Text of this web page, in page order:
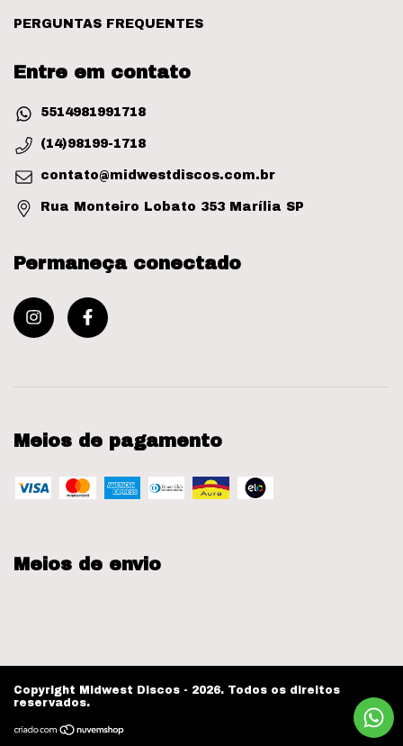
PERGUNTAS FREQUENTES
Entre em contato
5514981991718
(14)98199-1718
contato@midwestdiscos.com.br
Rua Monteiro Lobato 353 Marília SP
Permaneça conectado
Meios de pagamento
Meios de envio
Copyright Midwest Discos - 2026. Todos os direitos
reservados.